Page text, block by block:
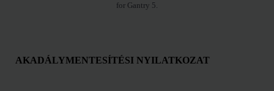
for Gantry 5.
AKADÁLYMENTESÍTÉSI NYILATKOZAT